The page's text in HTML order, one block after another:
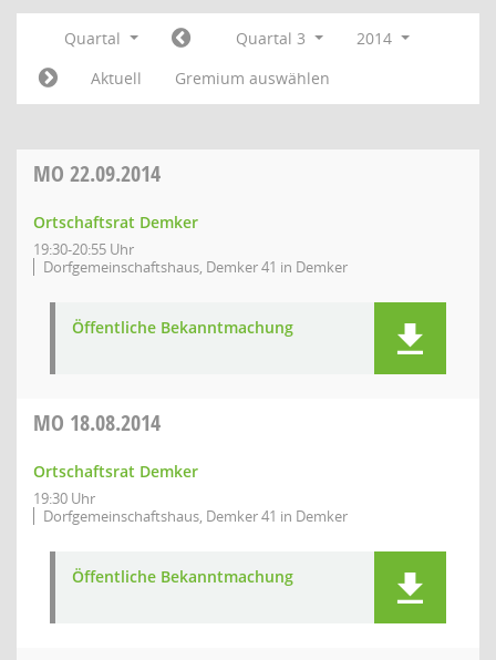
Quartal Quartal 3
2014
Aktuell
Gremium auswählen
MO 22.09.2014
Ortschaftsrat Demker
19:30-20:55 Uhr
Dorfgemeinschaftshaus, Demker 41 in Demker
Öffentliche Bekanntmachung
MO 18.08.2014
Ortschaftsrat Demker
19:30 Uhr
Dorfgemeinschaftshaus, Demker 41 in Demker
Öffentliche Bekanntmachung